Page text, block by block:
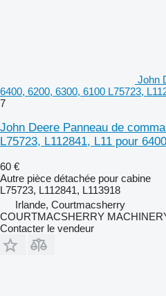
John
6400, 6200, 6300, 6100 L75723,
7
John Deere Panneau de
L75723, L112841, L11 pour 6400
60 €
Autre pièce détachée pour cabine
L75723, L112841, L113918
Irlande, Courtmacsherry
COURTMACSHERRY
Contacter le vendeur